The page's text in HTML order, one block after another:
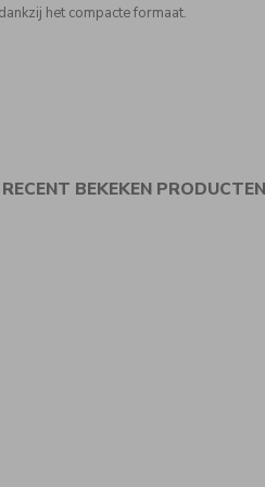
het compacte formaat.
RECENT BEKEKEN PRODUCTEN